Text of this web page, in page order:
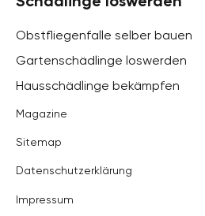
Obstfliegenfalle selber bauen
Gartenschädlinge loswerden
Hausschädlinge bekämpfen
Magazine
Sitemap
Datenschutzerklärung
Impressum